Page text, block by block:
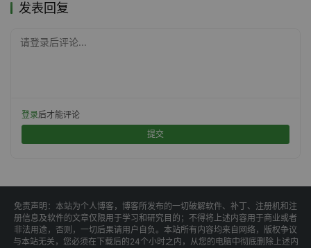
发表回复
请登录后评论...
登录后才能评论
提交
免责声明：本站为个人博客，博客所发布的一切破解软件、补丁、注册机和注
册信息及软件的文章仅限用于学习和研究目的；不得将上述内容用于商业或者
非法用途，否则，一切后果请用户自负。本站所有内容均来自网络，版权争议
与本站无关，您必须在下载后的24个小时之内，从您的电脑中彻底删除上述内